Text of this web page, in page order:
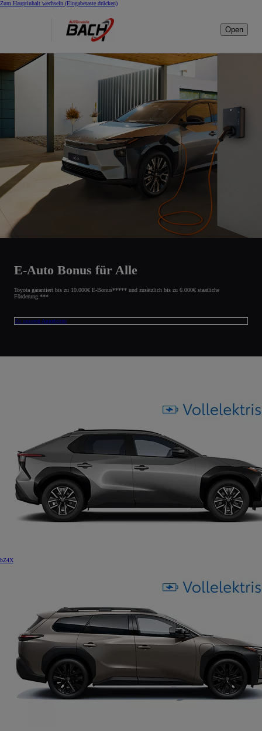
Zum Hauptinhalt wechseln (Eingabetaste drücken)
Open
E-Auto Bonus für Alle
Toyota garantiert bis zu 10.000€ E-Bonus***** und zusätzlich bis zu 6.000€ staatliche
Förderung.***
Zu unseren Angeboten
bZ4X